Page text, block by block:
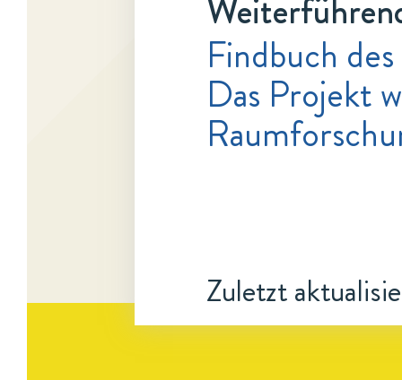
Findbuch
Das Projekt
Zuletzt